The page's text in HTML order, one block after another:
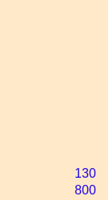
130
800